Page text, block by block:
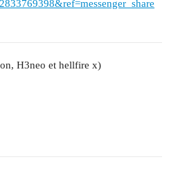
H3neo et hellfire x)